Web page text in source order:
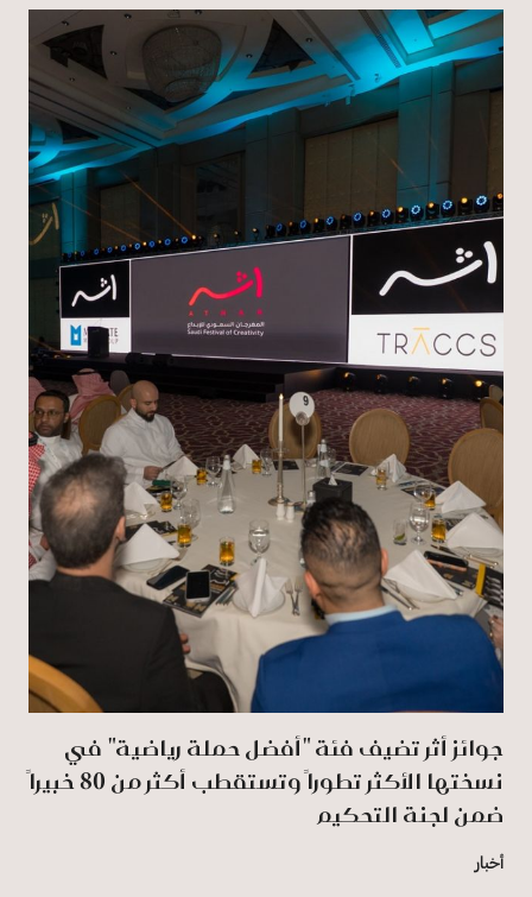
جوائز أثر تضيف فئة "أفضل حملة رياضية" في
نسختها الأكثر تطوراً وتستقطب أكثر من 80 خبيراً
ضمن لجنة التحكيم
أخبار